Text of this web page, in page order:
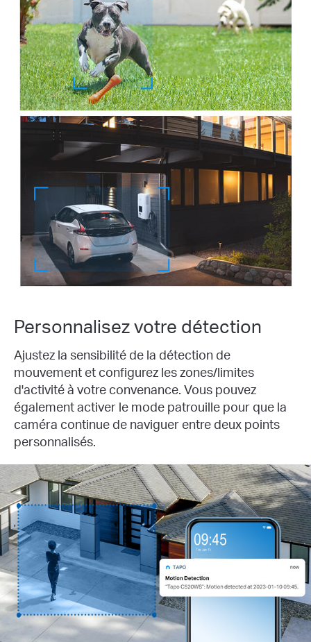
Personnalisez votre détection
Ajustez la sensibilité de la détection de
mouvement et configurez les zones/limites
d'activité à votre convenance. Vous pouvez
également activer le mode patrouille pour que la
caméra continue de naviguer entre deux points
personnalisés.